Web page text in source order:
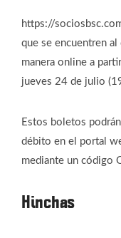
https://
que se encuentren al
manera online a
jueves 24 de julio
Estos boletos
débito en el portal
mediante un código
Hinchas